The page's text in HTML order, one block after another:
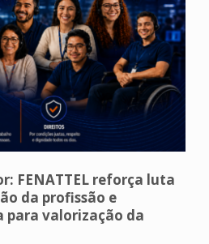
FENATTEL reforça luta
da profissão e
para valorização da